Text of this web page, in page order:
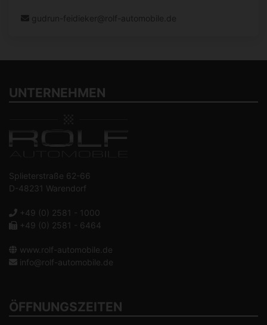
gudrun-feidieker@rolf-automobile.de
UNTERNEHMEN
Splieterstraße 62-66
D-48231 Warendorf
+49 (0) 2581 - 1000
+49 (0) 2581 - 6464
www.rolf-automobile.de
info@rolf-automobile.de
ÖFFNUNGSZEITEN